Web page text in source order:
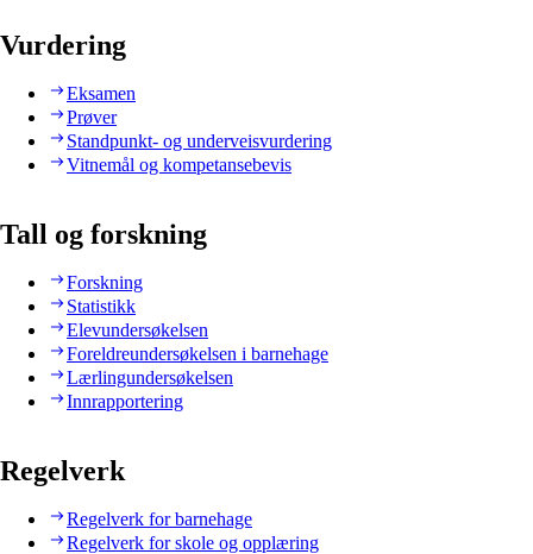
Vurdering
Eksamen
Prøver
Standpunkt- og underveisvurdering
Vitnemål og kompetansebevis
Tall og forskning
Forskning
Statistikk
Elevundersøkelsen
Foreldreundersøkelsen i barnehage
Lærlingundersøkelsen
Innrapportering
Regelverk
Regelverk for barnehage
Regelverk for skole og opplæring